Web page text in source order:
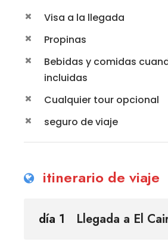
Visa a la llegada
Propinas
Bebidas y comidas
incluidas
Cualquier tour opcional
seguro de viaje
itinerario de viaje
día 1 Llegada a El